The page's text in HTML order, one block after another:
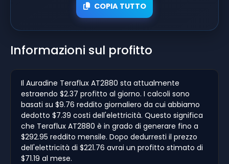
COPIA TUTTO
Informazioni sul profitto
Il Auradine Teraflux AT2880 sta attualmente
estraendo $2.37 profitto al giorno. I calcoli sono
basati su $9.76 reddito giornaliero da cui abbiamo
dedotto $7.39 costi dell'elettricità. Questo significa
che Teraflux AT2880 è in grado di generare fino a
$292.95 reddito mensile. Dopo dedurresti il prezzo
dell'elettricità di $221.76 avrai un profitto stimato di
$71.19 al mese.